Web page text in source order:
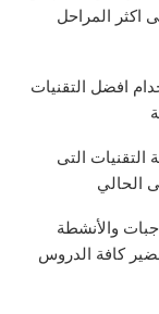
اكثر المراحل
افضل التقنيات
التى
الحالي
والأنشطة
كافة الدروس